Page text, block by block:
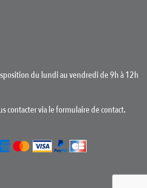
du lundi au vendredi de 9h à 12h
contacter via le formulaire de contact.